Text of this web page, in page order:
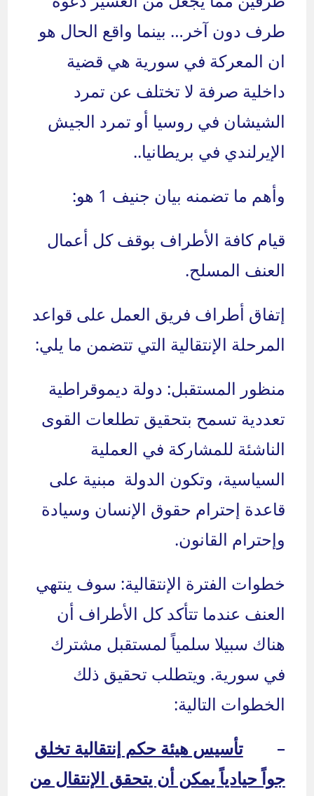
طرف دون آخر… بينما واقع الحال هو
ان المعركة في سورية هي قضية
داخلية صرفة لا تختلف عن تمرد
الشيشان في روسيا أو تمرد الجيش
الإيرلندي في بريطانيا..
وأهم ما تضمنه بيان جنيف 1 هو:
قيام كافة الأطراف بوقف كل أعمال
العنف المسلح.
إتفاق أطراف فريق العمل على قواعد
المرحلة الإنتقالية التي تتضمن ما يلي:
منظور المستقبل: دولة ديموقراطية
تعددية تسمح بتحقيق تطلعات القوى
الناشئة للمشاركة في العملية
السياسية، وتكون الدولة مبنية على
قاعدة إحترام حقوق الإنسان وسيادة
وإحترام القانون.
خطوات الفترة الإنتقالية: سوف ينتهي
العنف عندما تتأكد كل الأطراف أن
هناك سبيلا سلمياً لمستقبل مشترك
في سورية. ويتطلب تحقيق ذلك
الخطوات التالية:
–تأسيس هيئة حكم إنتقالية تخلق
جواً حيادياً يمكن أن يتحقق الإنتقال من